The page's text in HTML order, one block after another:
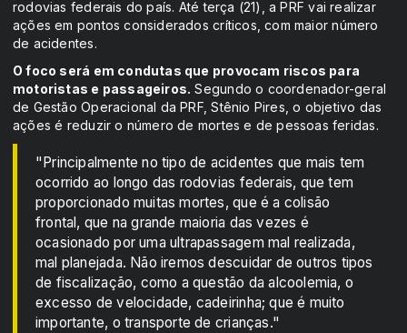
rodovias federais do país. Até terça (21), a PRF vai realizar
ações em pontos considerados críticos, com maior número
de acidentes.
O foco será em condutas que provocam riscos para
motoristas e passageiros. Segundo o coordenador-geral
de Gestão Operacional da PRF, Stênio Pires, o objetivo das
ações é reduzir o número de mortes e de pessoas feridas.
"Principalmente no tipo de acidentes que mais tem
ocorrido ao longo das rodovias federais, que tem
proporcionado muitas mortes, que é a colisão
frontal, que na grande maioria das vezes é
ocasionado por uma ultrapassagem mal realizada,
mal planejada. Não iremos descuidar de outros tipos
de fiscalização, como a questão da alcoolemia, o
excesso de velocidade, cadeirinha; que é muito
importante, o transporte de crianças."